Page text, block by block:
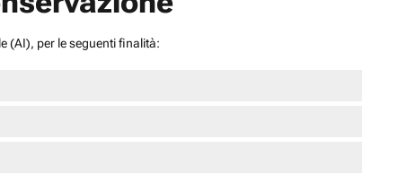
(AI), per le seguenti finalità: